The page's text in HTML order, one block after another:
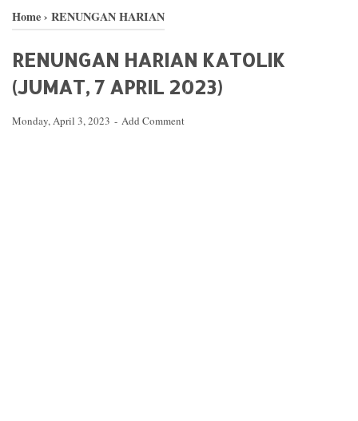
Home› RENUNGAN HARIAN
RENUNGAN HARIAN KATOLIK
(JUMAT, 7 APRIL 2023)
Monday, April 3, 2023 Add Comment